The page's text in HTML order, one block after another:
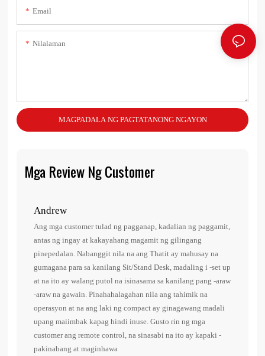
Email
Nilalaman
MAGPADALA NG PAGTATANONG NGAYON
Mga Review Ng Customer
Andrew
Ang mga customer tulad ng pagganap, kadalian ng paggamit,
antas ng ingay at kakayahang magamit ng gilingang
pinepedalan. Nabanggit nila na ang Thatit ay mahusay na
gumagana para sa kanilang Sit/Stand Desk, madaling i -set up
at na ito ay walang putol na isinasama sa kanilang pang -araw
-araw na gawain. Pinahahalagahan nila ang tahimik na
operasyon at na ang laki ng compact ay ginagawang madali
upang maiimbak kapag hindi inuse. Gusto rin ng mga
customer ang remote control, na sinasabi na ito ay kapaki -
pakinabang at maginhawa